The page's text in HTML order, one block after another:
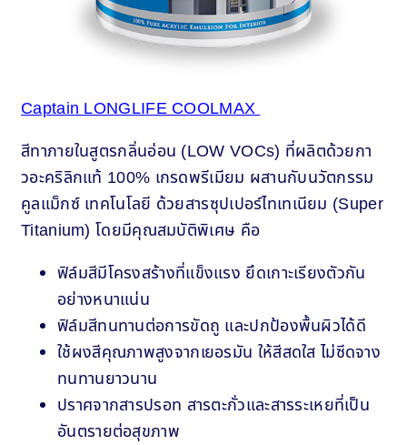
Captain LONGLIFE COOLMAX
สีทาภายในสูตรกลิ่นอ่อน (LOW VOCs) ที่ผลิตด้วยกา
วอะคริลิกแท้ 100% เกรดพรีเมียม ผสานกับนวัตกรรม
คูลแม็กซ์ เทคโนโลยี ด้วยสารซุปเปอร์ไทเทเนียม (Super
Titanium) โดยมีคุณสมบัติพิเศษ คือ
ฟิล์มสีมีโครงสร้างที่แข็งแรง ยึดเกาะเรียงตัวกัน
อย่างหนาแน่น
ฟิล์มสีทนทานต่อการขัดถู และปกป้องพื้นผิวได้ดี
ใช้ผงสีคุณภาพสูงจากเยอรมัน ให้สีสดใส ไม่ซีดจาง
ทนทานยาวนาน
ปราศจากสารปรอท สารตะกั่วและสารระเหยที่เป็น
อันตรายต่อสุขภาพ